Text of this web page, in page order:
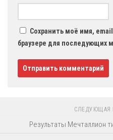
Сохранить моё имя,
браузере для последующих
СЛЕДУЮЩАЯ
Результаты Мечталлион